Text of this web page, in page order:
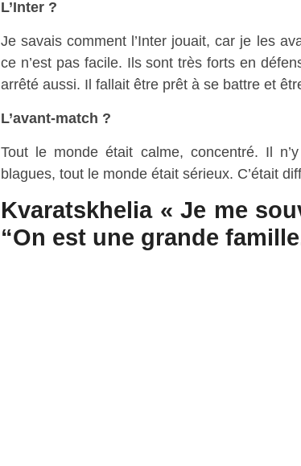
L’Inter ?
Je savais comment l’Inter jouait, car je les
ce n’est pas facile. Ils sont très forts en
arrêté aussi. Il fallait être prêt à se battre et
L’avant-match ?
Tout le monde était calme, concentré. Il
blagues, tout le monde était sérieux. C’était
Kvaratskhelia « Je me
“On est une grande